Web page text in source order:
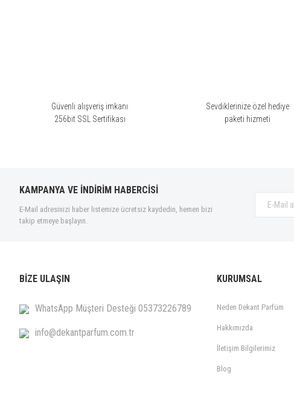
Güvenli alışveriş imkanı
256bit SSL Sertifikası
Sevdiklerinize özel hediye
paketi hizmeti
KAMPANYA VE İNDİRİM HABERCİSİ
E-Mail adresinizi haber listemize ücretsiz kaydedin, hemen bizi
takip etmeye başlayın.
BİZE ULAŞIN
WhatsApp Müşteri Desteği 05373226789
info@dekantparfum.com.tr
KURUMSAL
Neden Dekant Parfüm
Hakkımızda
İletişim Bilgilerimiz
Blog